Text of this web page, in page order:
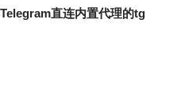
直连内置代理的tg